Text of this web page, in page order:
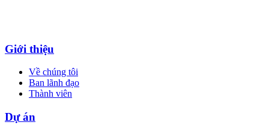
Giới thiệu
Về chúng tôi
Ban lãnh đạo
Thành viên
Dự án